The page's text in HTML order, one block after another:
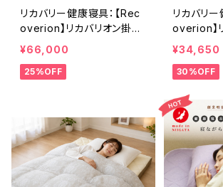
リカバリー健康寝具：【Rec
overion】リカバリオン掛け
布団＜プラウシオン加工＞1
50×210cm
¥66,000
25%OFF
リカバリー
overion】
ールシーズ
布団）＜
150×210cm
¥34,650
30%OFF